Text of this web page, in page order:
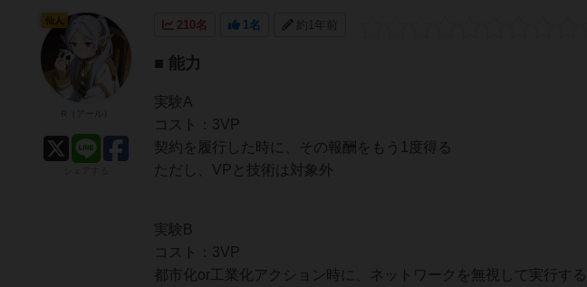
210名 1名 約1年前
■ 能力
実験A
コスト：3VP
契約を履行した時に、その報酬をもう1度得る
ただし、VPと技術は対象外
実験B
コスト：3VP
都市化or工業化アクション時に、ネットワークを無視して実行する
仙人